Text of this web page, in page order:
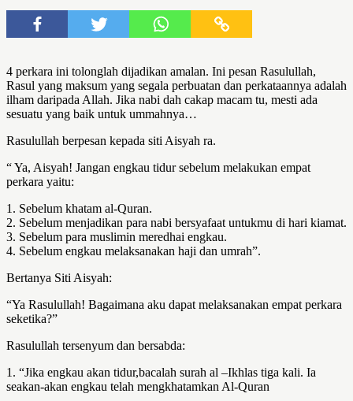
4 perkara ini tolonglah dijadikan amalan. Ini pesan Rasulullah,
Rasul yang maksum yang segala perbuatan dan perkataannya adalah
ilham daripada Allah. Jika nabi dah cakap macam tu, mesti ada
sesuatu yang baik untuk ummahnya…
Rasulullah berpesan kepada siti Aisyah ra.
“ Ya, Aisyah! Jangan engkau tidur sebelum melakukan empat
perkara yaitu:
1. Sebelum khatam al-Quran.
2. Sebelum menjadikan para nabi bersyafaat untukmu di hari kiamat.
3. Sebelum para muslimin meredhai engkau.
4. Sebelum engkau melaksanakan haji dan umrah”.
Bertanya Siti Aisyah:
“Ya Rasulullah! Bagaimana aku dapat melaksanakan empat perkara
seketika?”
Rasulullah tersenyum dan bersabda:
1. “Jika engkau akan tidur,bacalah surah al –Ikhlas tiga kali. Ia
seakan-akan engkau telah mengkhatamkan Al-Quran